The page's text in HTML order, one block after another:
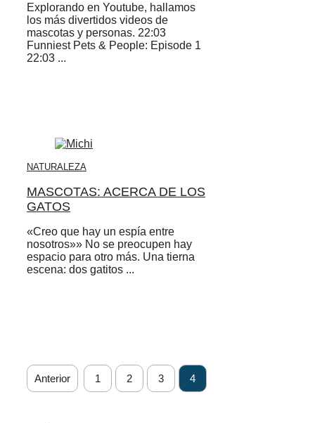
Explorando en Youtube, hallamos
los más divertidos videos de
mascotas y personas. 22:03
Funniest Pets & People: Episode 1
22:03 ...
NATURALEZA
MASCOTAS: ACERCA DE LOS
GATOS
«Creo que hay un espía entre
nosotros»» No se preocupen hay
espacio para otro más. Una tierna
escena: dos gatitos ...
Anterior 1 2 3 4